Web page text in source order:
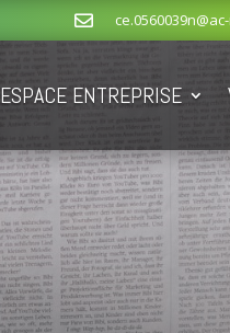

ESPACE ENTREPRISE